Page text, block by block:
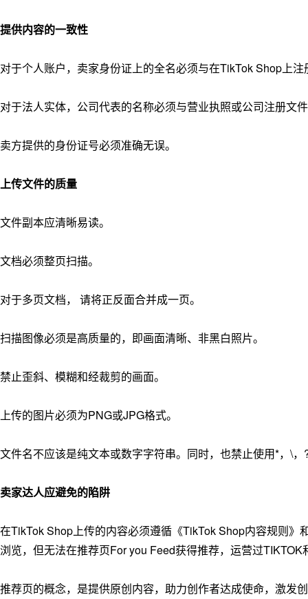
提供内容的一致性
对于个人账户，卖家身份证上的全名必须与在TikTok Shop上
对于法人实体，公司代表的名称必须与营业执照或公司注册文
卖方提供的身份证号必须准确无误。
上传文件的质量
文件副本应清晰易读。
文档必须整页扫描。
对于多页文档， 请将正反面合并成一页。
扫描图像必须是高质量的，即画面清晰、非黑白照片。
禁止歪斜、模糊和经裁剪的画面。
上传的图片必须为PNG或JPG格式。
文件名不应该是纯文本或数字字符串。同时，也禁止使用*，\
卖家达人应避免的陷阱
在TikTok Shop上传的内容必须遵循《TikTok Shop内容规则
浏览，但无法在推荐页For you Feed获得推荐，运营过
推荐页的概念，是提供原创内容，助力创作者达成使命，激发